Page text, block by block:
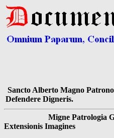
Sancto Alberto Magno
Defendere Digneris.
Migne Patrologia
Extensionis Imagines